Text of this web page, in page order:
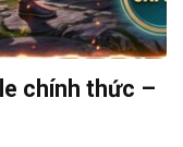
chính thức –